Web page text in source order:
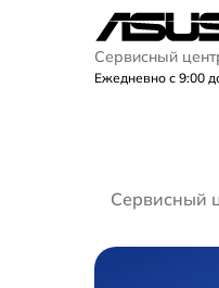
Сервисный
Ежедневно с 9:00
Сервисный